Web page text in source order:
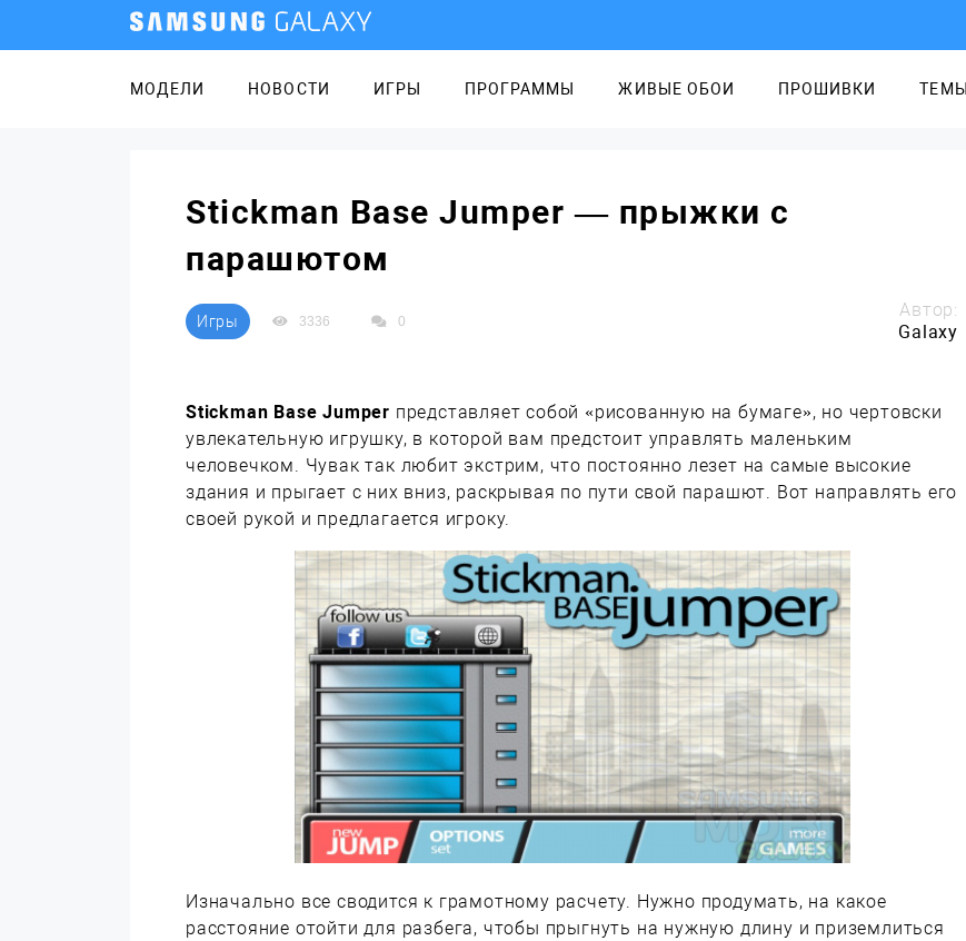
МОДЕЛИ НОВОСТИ ИГРЫ ПРОГРАММЫ ЖИВЫЕ ОБОИ ПРОШИВКИ ТЕМЫ
Stickman Base Jumper — прыжки с
парашютом
Игры 3336 0
Автор:
Galaxy
Stickman Base Jumper представляет собой «рисованную на бумаге», но чертовски
увлекательную игрушку, в которой вам предстоит управлять маленьким
человечком. Чувак так любит экстрим, что постоянно лезет на самые высокие
здания и прыгает с них вниз, раскрывая по пути свой парашют. Вот направлять его
своей рукой и предлагается игроку.
Изначально все сводится к грамотному расчету. Нужно продумать, на какое
расстояние отойти для разбега, чтобы прыгнуть на нужную длину и приземлиться